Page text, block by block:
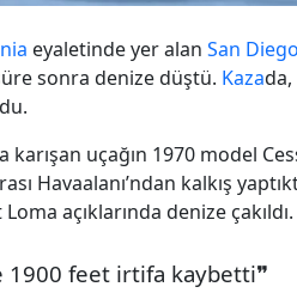
eyaletinde yer alan San Diego
sonra denize düştü. Kaza
karışan uçağın 1970 model
Havaalanı’ndan kalkış
açıklarında denize çakıldı.
1900 feet irtifa kaybetti❞